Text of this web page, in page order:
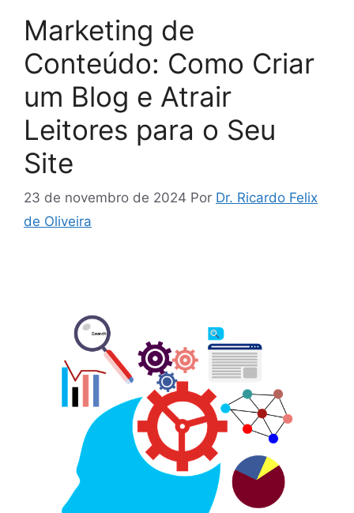
Marketing de
Conteúdo: Como Criar
um Blog e Atrair
Leitores para o Seu
Site
23 de novembro de 2024 Por Dr. Ricardo Felix
de Oliveira